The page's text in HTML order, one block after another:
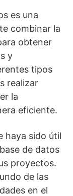
es una
combinar la
obtener
y
tipos
realizar
la
eficiente.
haya sido útil
de datos
proyectos.
de las
en el